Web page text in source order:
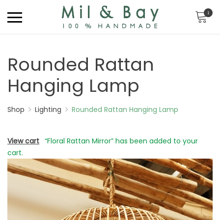
1
Rounded Rattan
Hanging Lamp
Shop Lighting Rounded Rattan Hanging Lamp
View cart “Floral Rattan Mirror” has been added to your
cart.